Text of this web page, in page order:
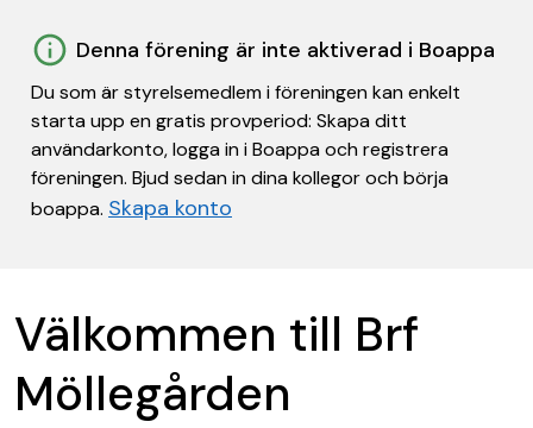
Denna förening är inte aktiverad i Boappa
Du som är styrelsemedlem i föreningen kan enkelt
starta upp en gratis provperiod: Skapa ditt
användarkonto, logga in i Boappa och registrera
föreningen. Bjud sedan in dina kollegor och börja
boappa. Skapa konto
Välkommen till Brf
Möllegården